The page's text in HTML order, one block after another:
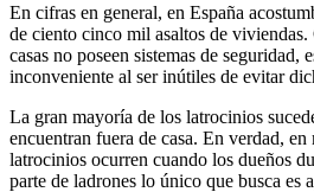
En cifras en general, en España
de ciento cinco mil asaltos de viviendas.
casas no poseen sistemas de seguridad,
inconveniente al ser inútiles de evitar
La gran mayoría de los latrocinios
encuentran fuera de casa. En verdad,
latrocinios ocurren cuando los dueños
parte de ladrones lo único que busca es